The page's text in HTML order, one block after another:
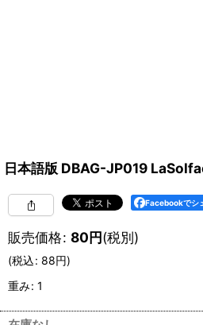
日本語版 DBAG-JP019
Facebookでシ
販売価格: 80円(税別)
(税込: 88円)
重み: 1